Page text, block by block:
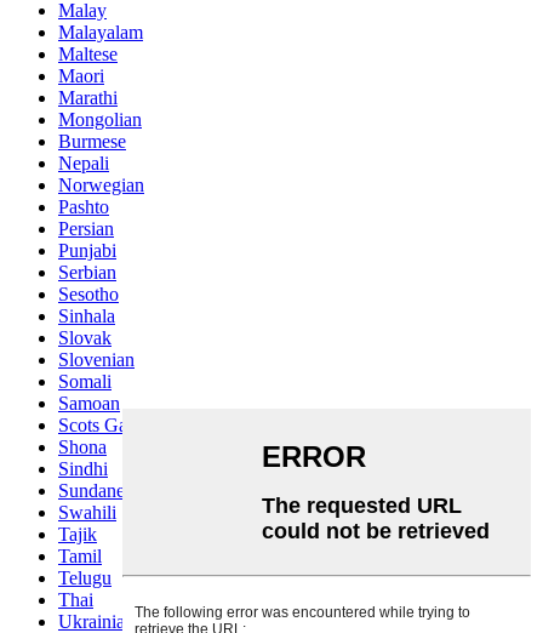
Malay
Malayalam
Maltese
Maori
Marathi
Mongolian
Burmese
Nepali
Norwegian
Pashto
Persian
Punjabi
Serbian
Sesotho
Sinhala
Slovak
Slovenian
Somali
Samoan
Scots Gaelic
Shona
Sindhi
Sundanese
Swahili
Tajik
Tamil
Telugu
Thai
Ukrainian